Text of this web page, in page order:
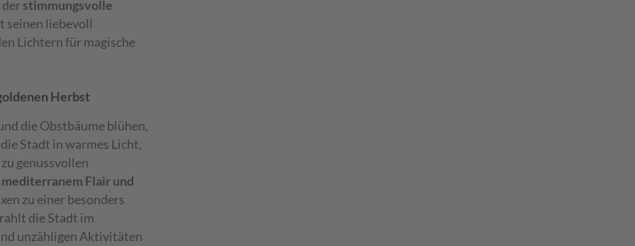
stimmungsvolle
seinen liebevoll
Lichtern für magische
Herbst
die Obstbäume blühen,
Stadt in warmes Licht,
genussvollen
Flair und
zu einer besonders
die Stadt im
unzähligen Aktivitäten